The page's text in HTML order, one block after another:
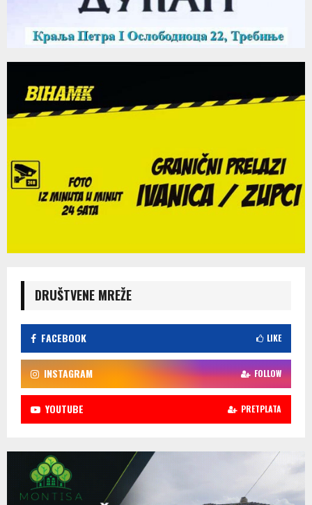
DRUŠTVENE MREŽE
FACEBOOK LIKE
INSTAGRAM FOLLOW
YOUTUBE PRETPLATA